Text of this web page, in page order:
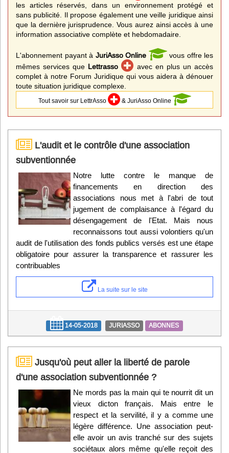
les articles réservés, dans un environnement protégé et
sans publicité. Il propose également une veille juridique ainsi
que la dernière jurisprudence. Vous aurez ainsi accès à une
information associative complète et hebdomadaire.
L'abonnement payant à JuriAsso Online
vous offre les
mêmes services que Lettrasso
avec en plus un accès
complet à notre Forum Juridique qui vous aidera à dénouer
toute situation juridique complexe.
Tout savoir sur LettrAsso & JuriAsso Online
L'audit et le contrôle d'une association
subventionnée
Notre lutte contre le manque de
financements en direction des
associations nous met à l'abri de tout
jugement de complaisance à l'égard du
désengagement de l'Etat. Mais nous
reconnaissons tout aussi volontiers qu'un
audit de l'utilisation des fonds publics versés est une étape
obligatoire pour assurer la transparence et rassurer les
contribuables
La suite sur le site
14-05-2018 JURIASSO ABONNES
Jusqu'où peut aller la liberté de parole
d'une association subventionnée ?
Ne mords pas la main qui te nourrit dit un
vieux dicton français. Mais entre le
respect et la servilité, il y a comme une
légère différence. Une association peut-
elle avoir un avis tranché sur des sujets
sociétaux alors même qu'elle reçoit des